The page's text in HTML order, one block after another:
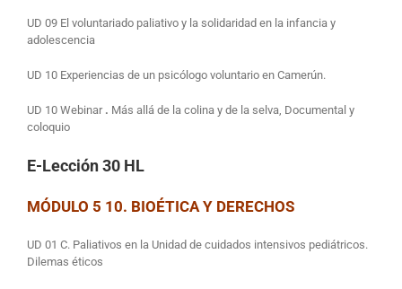
UD 09 El voluntariado paliativo y la solidaridad en la infancia y
adolescencia
UD 10 Experiencias de un psicólogo voluntario en Camerún.
UD 10 Webinar. Más allá de la colina y de la selva, Documental y
coloquio
E-Lección 30 HL
MÓDULO 5 10. BIOÉTICA Y DERECHOS
UD 01 C. Paliativos en la Unidad de cuidados intensivos pediátricos.
Dilemas éticos